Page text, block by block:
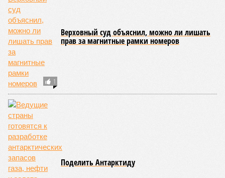
1
Верховный суд объяснил, можно ли лишать
прав за магнитные рамки номеров
Поделить Антарктиду